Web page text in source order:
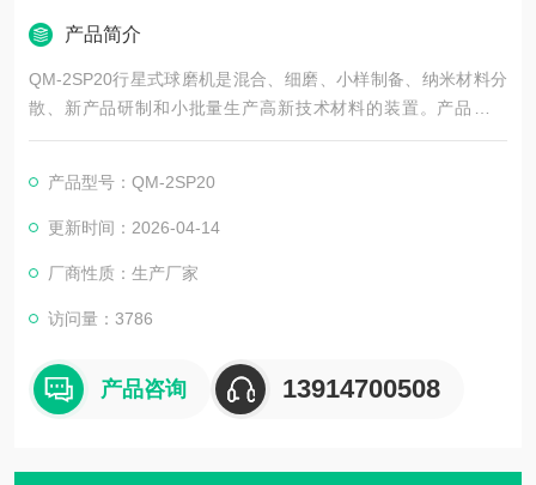
产品简介
QM-2SP20行星式球磨机是混合、细磨、小样制备、纳米材料分
散、新产品研制和小批量生产高新技术材料的装置。产品体积
小、功能全、效率高、噪声低，是科研单位、高等院校、企业实
想设备，配用真空球磨罐，可在真空状态下磨制试样。
产品型号：QM-2SP20
更新时间：2026-04-14
厂商性质：生产厂家
访问量：3786
产品咨询 13914700508